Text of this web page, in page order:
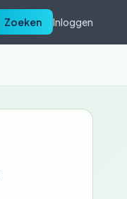
Zoeken Inloggen